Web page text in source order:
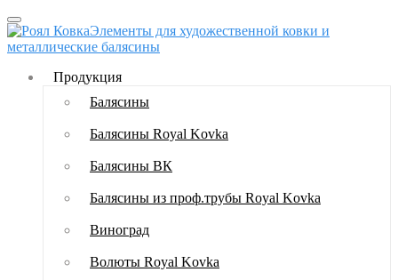
Элементы для художественной ковки и
металлические балясины
Продукция
Балясины
Балясины Royal Kovka
Балясины ВК
Балясины из проф.трубы Royal Kovka
Виноград
Волюты Royal Kovka